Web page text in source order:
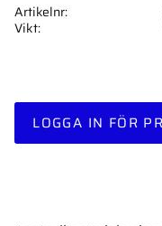
LOGGA IN FÖR
Artikelnr
Vikt